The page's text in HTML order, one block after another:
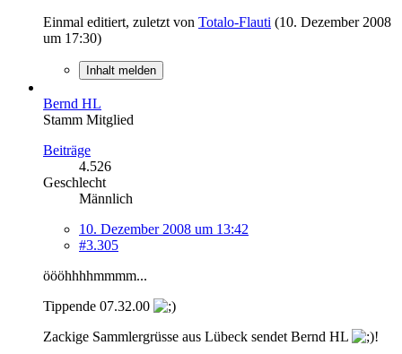
Einmal editiert, zuletzt von Totalo-Flauti (10. Dezember 2008
um 17:30)
Inhalt melden
Bernd HL
Stamm Mitglied
Beiträge
4.526
Geschlecht
Männlich
10. Dezember 2008 um 13:42
#3.305
öööhhhhmmmm...
Tippende 07.32.00
Zackige Sammlergrüsse aus Lübeck sendet Bernd HL
!